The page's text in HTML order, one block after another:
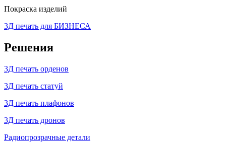
Покраска изделий
3Д печать для БИЗНЕСА
Решения
3Д печать орденов
3Д печать статуй
3Д печать плафонов
3Д печать дронов
Радиопрозрачные детали